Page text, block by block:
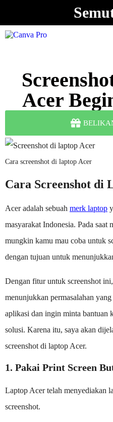
Acer
Cara screenshot di laptop Acer
Cara Screenshot di
Acer adalah sebuah merk laptop
masyarakat Indonesia. Pada saat
mungkin kamu mau coba untuk
dengan tujuan untuk
Dengan fitur untuk screenshot
menunjukkan permasalahan
aplikasi dan ingin minta bantuan
solusi. Karena itu, saya akan
screenshot di laptop Acer.
1. Pakai Print Screen
Laptop Acer telah menyediakan
screenshot.